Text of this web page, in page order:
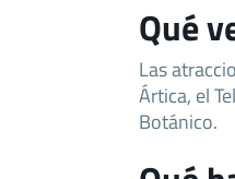
Qué
Las
Ártica, el
Botánico.